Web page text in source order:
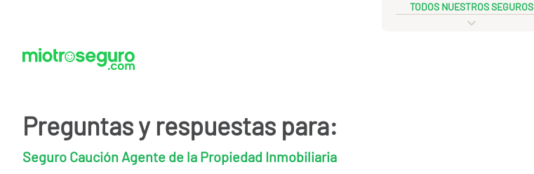
TODOS NUESTROS SEGUROS
Preguntas y respuestas para:
Seguro Caución Agente de la Propiedad Inmobiliaria